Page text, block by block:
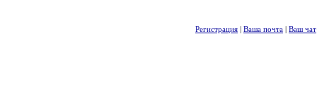
Регистрация | Ваша почта | Ваш чат